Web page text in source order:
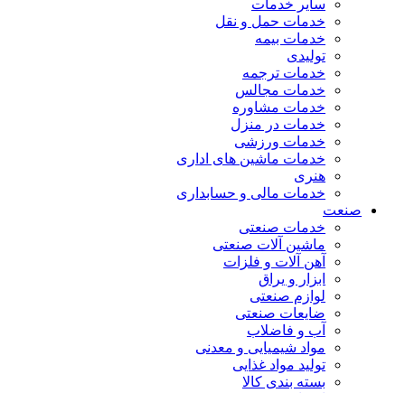
سایر خدمات
خدمات حمل و نقل
خدمات بیمه
تولیدی
خدمات ترجمه
خدمات مجالس
خدمات مشاوره
خدمات در منزل
خدمات ورزشی
خدمات ماشین های اداری
هنری
خدمات مالی و حسابداری
صنعت
خدمات صنعتی
ماشین آلات صنعتی
آهن آلات و فلزات
ابزار و یراق
لوازم صنعتی
ضایعات صنعتی
آب و فاضلاب
مواد شیمیایی و معدنی
تولید مواد غذایی
بسته بندی کالا